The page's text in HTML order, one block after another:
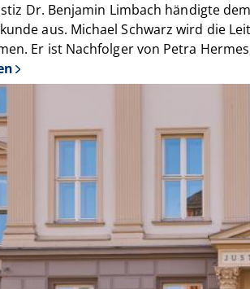
Dr. Benjamin Limbach händigte
aus. Michael Schwarz wird die
Er ist Nachfolger von Petra
über
Michael